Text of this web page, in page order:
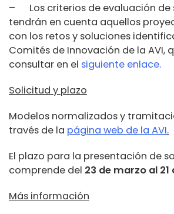
– Los criterios de evaluación de
tendrán en cuenta aquellos
con los retos y soluciones
Comités de Innovación de la AVI,
consultar en el siguiente enlace.
Solicitud y plazo
Modelos normalizados y
través de la página web de la AVI.
El plazo para la presentación de
comprende del 23 de marzo al
Más información